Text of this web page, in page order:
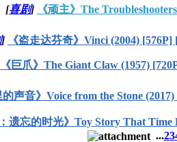
[喜剧] 《顽主》The
] 《盗走达芬奇》Vinci (2004)
《巨爪》The Giant Claw (1957)
的声音》Voice from the Stone
遗忘的时光》Toy Story That
...23